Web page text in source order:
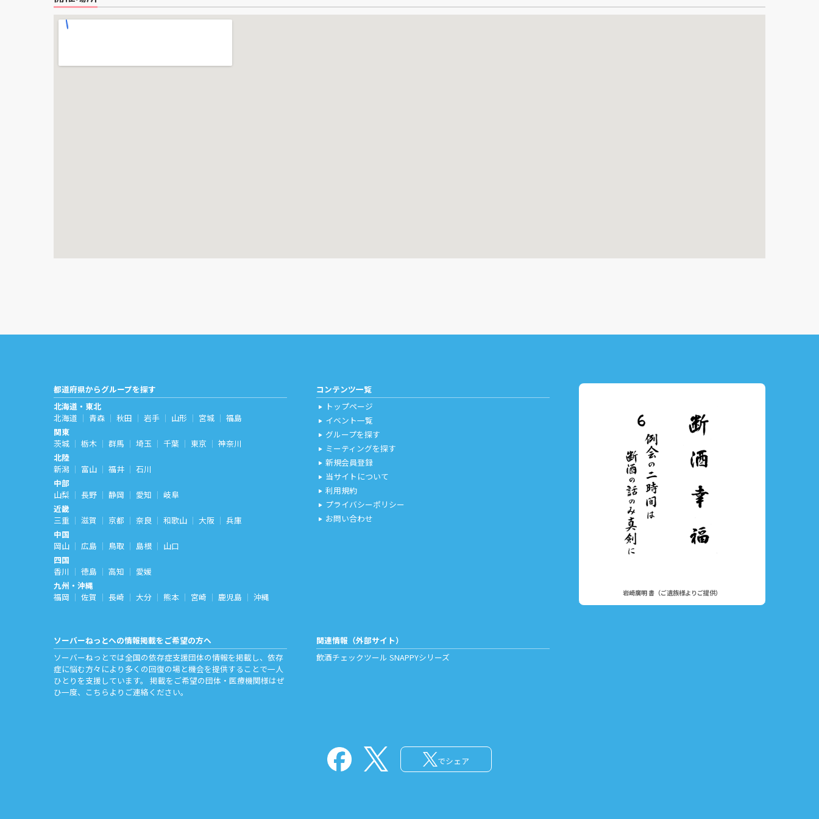
都道府県からグループを探す
北海道・東北
北海道
青森 秋田 岩手 山形 宮城
福島
関東
茨城
栃木 群馬 埼玉 千葉 東京
神奈川
北陸
新潟
富山 福井
石川
中部
山梨
長野 静岡 愛知
岐阜
近畿
三重
滋賀 京都 奈良 和歌山 大阪
兵庫
中国
岡山
広島 鳥取 島根
山口
四国
香川
徳島 高知
愛媛
九州・沖縄
福岡
佐賀 長崎 大分 熊本 宮崎 鹿児島 沖縄
コンテンツ一覧
play_arrow トップページ
play_arrow イベント一覧
play_arrow グループを探す
play_arrow ミーティングを探す
play_arrow 新規会員登録
play_arrow 当サイトについて
play_arrow 利用規約
play_arrow プライバシーポリシー
play_arrow お問い合わせ
岩崎廣明 書（ご遺族様よりご提供）
ソーバーねっとへの情報掲載をご希望の方へ
ソーバーねっとでは全国の依存症支援団体の情報を掲載し、依存
症に悩む方々により多くの回復の場と機会を提供することで一人
ひとりを支援しています。 掲載をご希望の団体・医療機関様はぜ
ひ一度、
こちら よりご連絡ください。
関連情報（外部サイト）
飲酒チェックツール SNAPPYシリーズ
でシェア